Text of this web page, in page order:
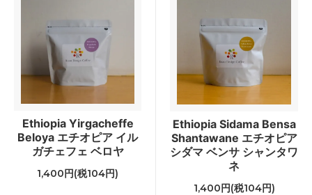
Ethiopia Yirgacheffe
Beloya エチオピア イル
ガチェフェ ベロヤ
1,400円(税104円)
Ethiopia Sidama Bensa
Shantawane エチオピア
シダマ ベンサ シャンタワ
ネ
1,400円(税104円)